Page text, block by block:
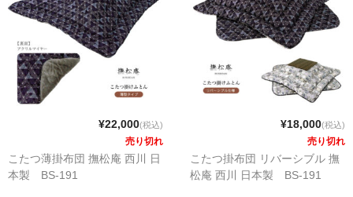
¥22,000(税込)
売り切れ
こたつ薄掛布団 撫松庵 西川 日
本製 BS-191
¥18,000(税込)
売り切れ
こたつ掛布団 リバーシブル 撫
松庵 西川 日本製 BS-191